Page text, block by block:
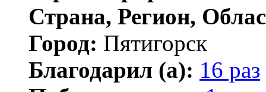
Страна, Регион,
Город: Пятигорск
Благодарил (а): 16 раз